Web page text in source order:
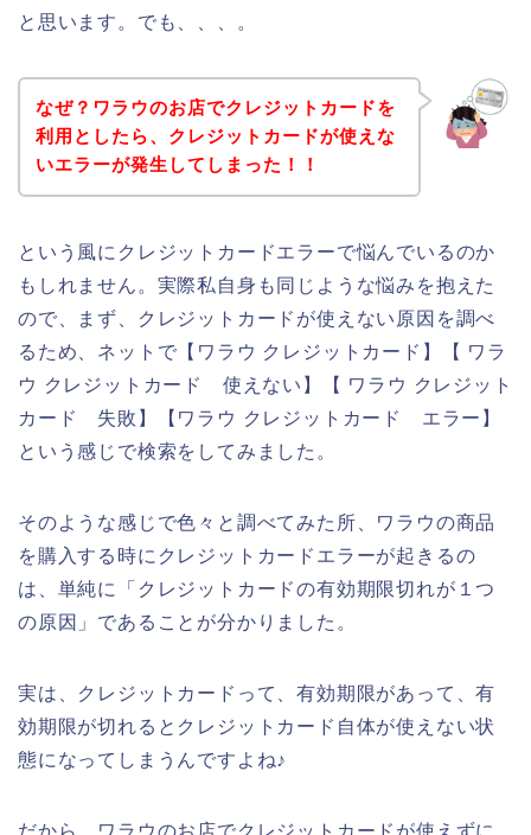
と思います。でも、、、。
なぜ？ワラウのお店でクレジットカードを
利用としたら、クレジットカードが使えな
いエラーが発生してしまった！！
という風にクレジットカードエラーで悩んでいるのか
もしれません。実際私自身も同じような悩みを抱えた
ので、まず、クレジットカードが使えない原因を調べ
るため、ネットで【ワラウ クレジットカード】【 ワラ
ウ クレジットカード 使えない】【 ワラウ クレジット
カード 失敗】【ワラウ クレジットカード エラー】
という感じで検索をしてみました。
そのような感じで色々と調べてみた所、ワラウの商品
を購入する時にクレジットカードエラーが起きるの
は、単純に「クレジットカードの有効期限切れが１つ
の原因」であることが分かりました。
実は、クレジットカードって、有効期限があって、有
効期限が切れるとクレジットカード自体が使えない状
態になってしまうんですよね♪